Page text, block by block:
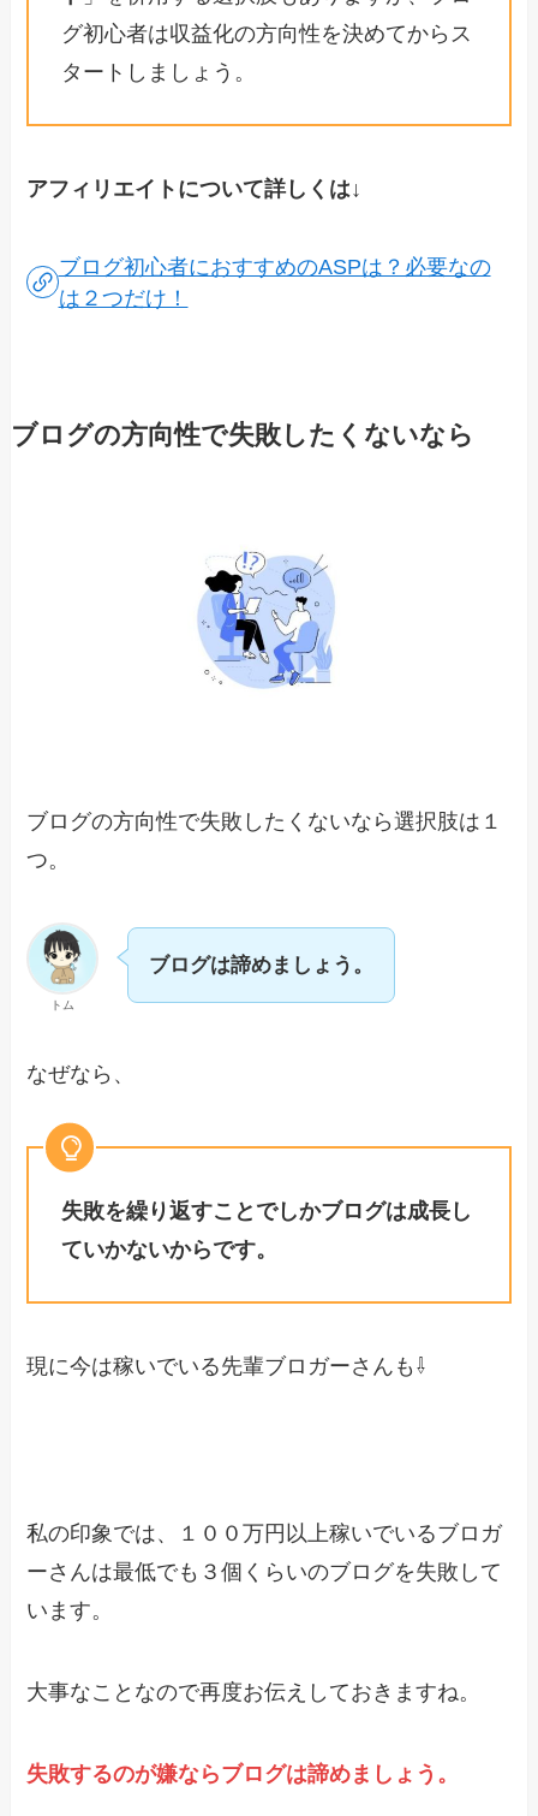
グ初心者は収益化の方向性を決めてからス
タートしましょう。
アフィリエイトについて詳しくは↓
ブログ初心者におすすめのASPは？必要なの
は２つだけ！
ブログの方向性で失敗したくないなら
ブログの方向性で失敗したくないなら選択肢は１
つ。
トム
ブログは諦めましょう。
なぜなら、
失敗を繰り返すことでしかブログは成長し
ていかないからです。
現に今は稼いでいる先輩ブロガーさんも⇩
私の印象では、１００万円以上稼いでいるブロガ
ーさんは最低でも３個くらいのブログを失敗して
います。
大事なことなので再度お伝えしておきますね。
失敗するのが嫌ならブログは諦めましょう。